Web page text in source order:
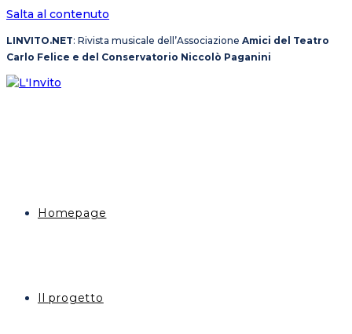
Salta al contenuto
LINVITO.NET: Rivista musicale dell’Associazione Amici del Teatro
Carlo Felice e del Conservatorio Niccolò Paganini
Homepage
Il progetto